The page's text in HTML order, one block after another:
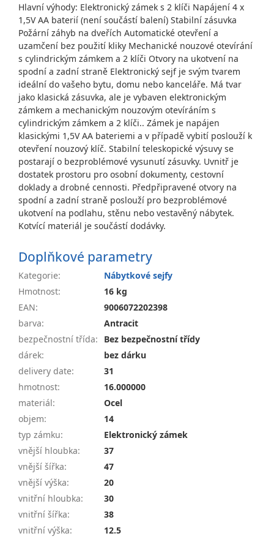
Hlavní výhody: Elektronický zámek s 2 klíči Napájení 4 x
1,5V AA baterií (není součástí balení) Stabilní zásuvka
Požární záhyb na dveřích Automatické otevření a
uzamčení bez použití kliky Mechanické nouzové otevírání
s cylindrickým zámkem a 2 klíči Otvory na ukotvení na
spodní a zadní straně Elektronický sejf je svým tvarem
ideální do vašeho bytu, domu nebo kanceláře. Má tvar
jako klasická zásuvka, ale je vybaven elektronickým
zámkem a mechanickým nouzovým otevíráním s
cylindrickým zámkem a 2 klíči.. Zámek je napájen
klasickými 1,5V AA bateriemi a v případě vybití poslouží k
otevření nouzový klíč. Stabilní teleskopické výsuvy se
postarají o bezproblémové vysunutí zásuvky. Uvnitř je
dostatek prostoru pro osobní dokumenty, cestovní
doklady a drobné cennosti. Předpřipravené otvory na
spodní a zadní straně poslouží pro bezproblémové
ukotvení na podlahu, stěnu nebo vestavěný nábytek.
Kotvící materiál je součástí dodávky.
Doplňkové parametry
Kategorie:
Nábytkové sejfy
Hmotnost:
16 kg
EAN:
9006072202398
barva:
Antracit
bezpečnostní třída:
Bez bezpečnostní třídy
dárek:
bez dárku
delivery date:
31
hmotnost:
16.000000
materiál:
Ocel
objem:
14
typ zámku:
Elektronický zámek
vnější hloubka:
37
vnější šířka:
47
vnější výška:
20
vnitřní hloubka:
30
vnitřní šířka:
38
vnitřní výška: 12.5